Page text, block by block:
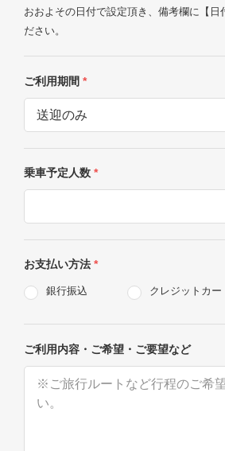
おおよその日付で設定頂き、備考欄に【日
ださい。
ご利用期間 *
乗車予定人数 *
お支払い方法 *
銀行振込 クレジットカー
ご利用内容・ご希望・ご要望など